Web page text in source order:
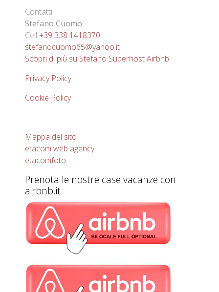
Contatti:
Stefano Cuomo
Cell+39 338 1418370
stefanocuomo65@yahoo.it
Scopri di più su Stefano Superhost Airbnb
Privacy Policy
Cookie Policy
Mappa del sito
etacom web agency
etacomfoto
Prenota le nostre case vacanze con
airbnb.it